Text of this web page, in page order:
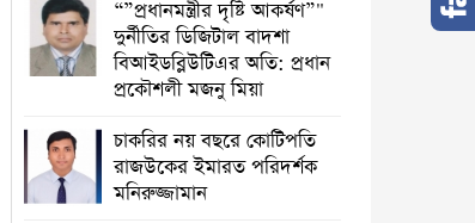
“”প্রধানমন্ত্রীর দৃষ্টি আকর্ষণ”"
দুর্নীতির ডিজিটাল বাদশা
বিআইডব্লিউটিএর অতি: প্রধান
প্রকৌশলী মজনু মিয়া
চাকরির নয় বছরে কোটিপতি
রাজউকের ইমারত পরিদর্শক
মনিরুজ্জামান